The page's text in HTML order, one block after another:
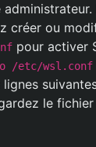
créer ou
pour activer
/etc/wsl.conf
le